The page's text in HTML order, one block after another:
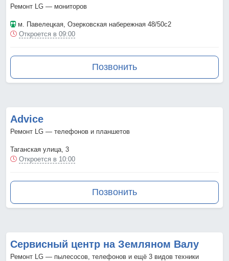
Ремонт LG — мониторов
м. Павелецкая , Озерковская набережная 48/50с2
Откроется в 09:00
Позвонить
Advice
Ремонт LG — телефонов и планшетов
Таганская улица, 3
Откроется в 10:00
Позвонить
Сервисный центр на Земляном Валу
Ремонт LG — пылесосов, телефонов и ещё 3 видов техники